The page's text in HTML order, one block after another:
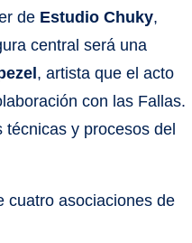
de Estudio Chuky,
central será una
, artista que el acto
con las Fallas.
y procesos del
cuatro asociaciones de